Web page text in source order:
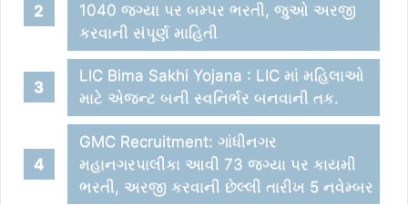
1040 જગ્યા પર બમ્પર ભરતી, જુઓ અરજી
કરવાની સંપૂર્ણ માહિતી
LIC Bima Sakhi Yojana : LIC માં મહિલાઓ
માટે એજન્ટ બની સ્વનિર્ભર બનવાની તક.
GMC Recruitment: ગાંધીનગર
મહાનગરપાલીકા આવી 73 જગ્યા પર કાયમી
ભરતી, અરજી કરવાની છેલ્લી તારીખ 5 નવેમ્બર